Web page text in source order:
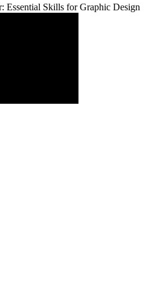
Essential Skills for Graphic Design